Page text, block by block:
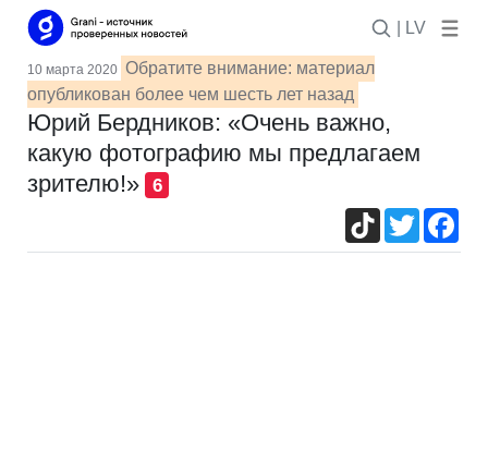
| LV
10 марта 2020 Обратите внимание: материал
опубликован более чем шесть лет назад
Юрий Бердников: «Очень важно,
какую фотографию мы предлагаем
зрителю!»
6
TikTokTwitter